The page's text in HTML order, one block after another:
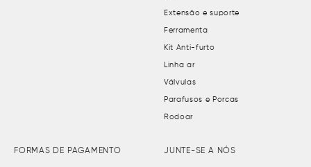
Extensão e suporte
Ferramenta
Kit Anti-furto
Linha ar
Válvulas
Parafusos e Porcas
Rodoar
FORMAS DE PAGAMENTO JUNTE-SE A NÓS